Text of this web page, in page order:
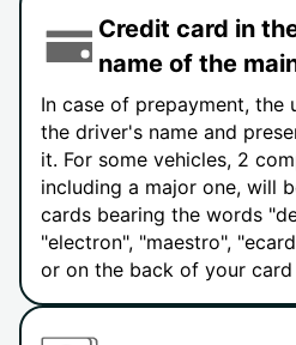
Credit card in
name of the
In case of prepayment, the
the driver's name and
it. For some vehicles, 2
including a major one, will
cards bearing the words
"electron", "maestro",
or on the back of your